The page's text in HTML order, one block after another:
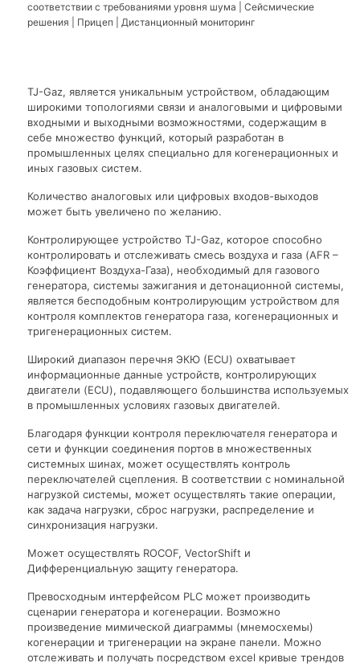
соответствии с требованиями уровня шума | Сейсмические
решения | Прицеп | Дистанционный мониторинг
TJ-Gaz, является уникальным устройством, обладающим
широкими топологиями связи и аналоговыми и цифровыми
входными и выходными возможностями, содержащим в
себе множество функций, который разработан в
промышленных целях специально для когенерационных и
иных газовых систем.
Количество аналоговых или цифровых входов-выходов
может быть увеличено по желанию.
Контролирующее устройство TJ-Gaz, которое способно
контролировать и отслеживать смесь воздуха и газа (AFR –
Коэффициент Воздуха-Газа), необходимый для газового
генератора, системы зажигания и детонационной системы,
является бесподобным контролирующим устройством для
контроля комплектов генератора газа, когенерационных и
тригенерационных систем.
Широкий диапазон перечня ЭКЮ (ECU) охватывает
информационные данные устройств, контролирующих
двигатели (ECU), подавляющего большинства используемых
в промышленных условиях газовых двигателей.
Благодаря функции контроля переключателя генератора и
сети и функции соединения портов в множественных
системных шинах, может осуществлять контроль
переключателей сцепления. В соответствии с номинальной
нагрузкой системы, может осуществлять такие операции,
как задача нагрузки, сброс нагрузки, распределение и
синхронизация нагрузки.
Может осуществлять ROCOF, VectorShift и
Дифференциальную защиту генератора.
Превосходным интерфейсом PLC может производить
сценарии генератора и когенерации. Возможно
произведение мимической диаграммы (мнемосхемы)
когенерации и тригенерации на экране панели. Можно
отслеживать и получать посредством excel кривые трендов